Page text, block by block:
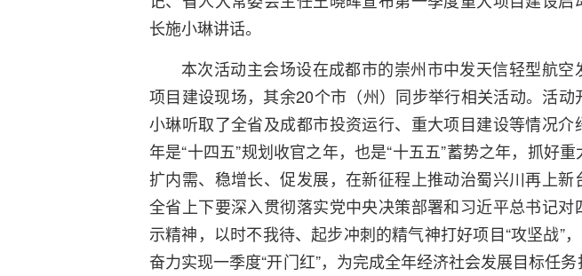
长施小琳讲话。
本次活动主会场设在成都市的崇州市中发天信轻型航空
项目建设现场，其余20个市（州）同步举行相关活动。活
小琳听取了全省及成都市投资运行、重大项目建设等情况介
年是“十四五”规划收官之年，也是“十五五”蓄势之年，抓好
扩内需、稳增长、促发展，在新征程上推动治蜀兴川再上新
全省上下要深入贯彻落实党中央决策部署和习近平总书记对
示精神，以时不我待、起步冲刺的精气神打好项目“攻坚战”，
奋力实现一季度“开门红”，为完成全年经济社会发展目标任